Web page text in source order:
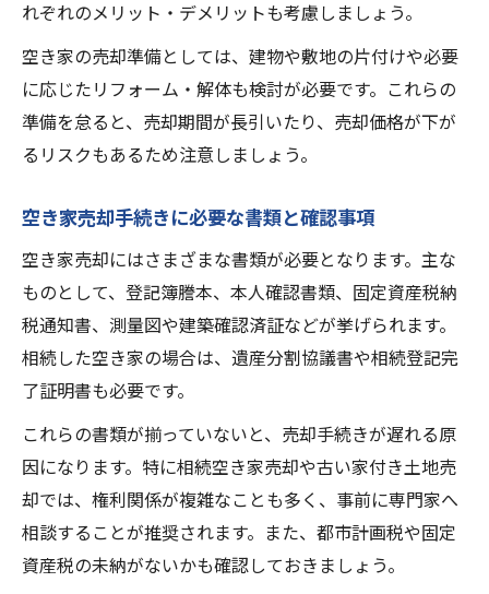
れぞれのメリット・デメリットも考慮しましょう。
空き家の売却準備としては、建物や敷地の片付けや必要
に応じたリフォーム・解体も検討が必要です。これらの
準備を怠ると、売却期間が長引いたり、売却価格が下が
るリスクもあるため注意しましょう。
空き家売却手続きに必要な書類と確認事項
空き家売却にはさまざまな書類が必要となります。主な
ものとして、登記簿謄本、本人確認書類、固定資産税納
税通知書、測量図や建築確認済証などが挙げられます。
相続した空き家の場合は、遺産分割協議書や相続登記完
了証明書も必要です。
これらの書類が揃っていないと、売却手続きが遅れる原
因になります。特に相続空き家売却や古い家付き土地売
却では、権利関係が複雑なことも多く、事前に専門家へ
相談することが推奨されます。また、都市計画税や固定
資産税の未納がないかも確認しておきましょう。